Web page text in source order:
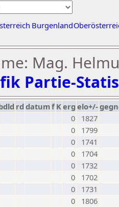
Burgenland
Mag.
Partie-
rd datumf Kerg elo+/-
0
1827
0
1799
0
1741
0
1704
0
1732
0
1702
0
1731
0
1806